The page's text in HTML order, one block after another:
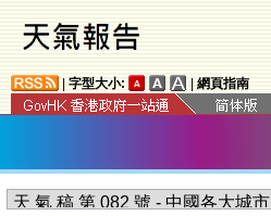
字型大小: 網頁指南